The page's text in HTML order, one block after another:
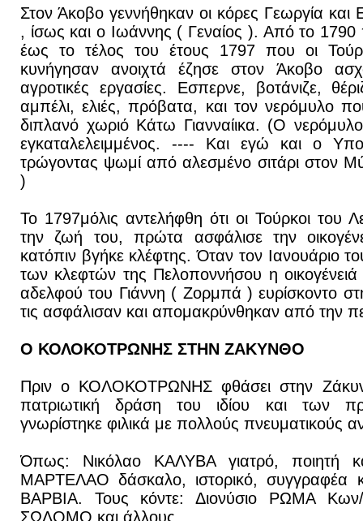
Στον Άκοβο γεννήθηκαν οι κόρες Γεωργία και
, ίσως και ο Ιωάννης ( Γεναίος ). Από το 1790
έως το τέλος του έτους 1797 που οι
κυνήγησαν ανοιχτά έζησε στον Άκοβο
αγροτικές εργασίες. Εσπερνε, βοτάνιζε,
αμπέλι, ελιές, πρόβατα, και τον νερόμυλο
διπλανό χωριό Κάτω Γιανναίικα. (Ο
εγκαταλελειμμένος. ---- Και εγώ και ο
τρώγοντας ψωμί από αλεσμένο σιτάρι
)
Το 1797μόλις αντελήφθη ότι οι Τούρκοι του
την ζωή του, πρώτα ασφάλισε την
κατόπιν βγήκε κλέφτης. Όταν τον Ιανουάριο
των κλεφτών της Πελοποννήσου η οικογένειά
αδελφού του Γιάννη ( Ζορμπά ) ευρίσκοντο
τις ασφάλισαν και απομακρύνθηκαν από την
Ο ΚΟΛΟΚΟΤΡΩΝΗΣ ΣΤΗΝ ΖΑΚΥΝΘΟ
Πριν ο ΚΟΛΟΚΟΤΡΩΝΗΣ φθάσει στην
πατριωτική δράση του ιδίου και των
γνωρίστηκε φιλικά με πολλούς πνευματικούς
Όπως: Νικόλαο ΚΑΛΥΒΑ γιατρό, ποιητή
ΜΑΡΤΕΛΑΟ δάσκαλο, ιστορικό, συγγραφέα
ΒΑΡΒΙΑ. Τους κόντε: Διονύσιο ΡΩΜΑ
ΣΩΛΟΜΟ και άλλους.